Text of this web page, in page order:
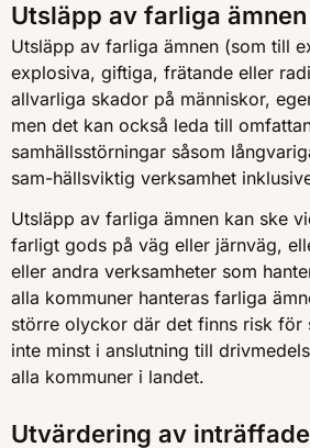
Utsläpp av farliga ämnen
Utsläpp av farliga ämnen (som till
explosiva, giftiga, frätande eller
allvarliga skador på människor,
men det kan också leda till
samhällsstörningar såsom
sam-hällsviktig verksamhet
Utsläpp av farliga ämnen kan ske
farligt gods på väg eller järnväg,
eller andra verksamheter som
alla kommuner hanteras farliga
större olyckor där det finns risk för
inte minst i anslutning till
alla kommuner i landet.
Utvärdering av